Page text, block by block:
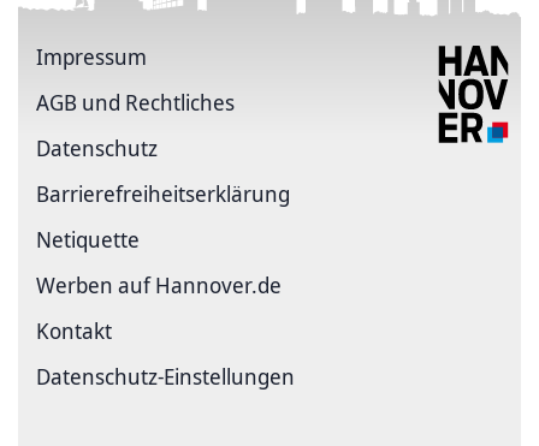
Impressum
AGB und Rechtliches
Datenschutz
Barriere­freiheits­erklärung
Netiquette
Werben auf Hannover.de
Kontakt
Datenschutz-Einstellungen